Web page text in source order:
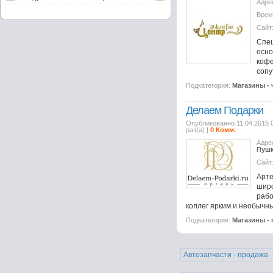
Сайт:
Подкатегория: Магазины -
Делаем Подарки
Опубликованно 11.04.2015
раз(а) | 0 Комм.
коллег ярким и
Подкатегория: Магазины -
Автозапчасти - продажа